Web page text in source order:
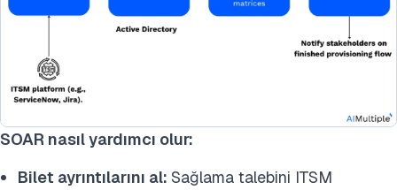
SOAR nasıl yardımcı olur:
Bilet ayrıntılarını al: Sağlama talebini ITSM